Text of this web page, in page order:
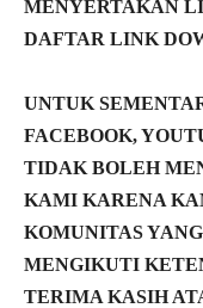
MENYERTAKAN
DAFTAR LINK
UNTUK
FACEBOOK,
TIDAK BOLEH
KAMI KARENA
KOMUNITAS
MENGIKUTI
TERIMA KASIH